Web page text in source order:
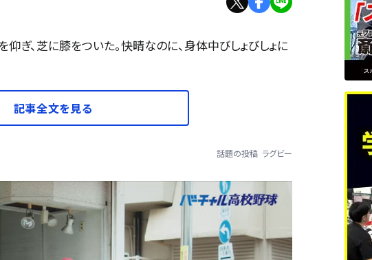
ぎ、芝に膝をついた。快晴なのに、身体中びしょびしょに
記事全文を見る
話題の投稿 ラグビー